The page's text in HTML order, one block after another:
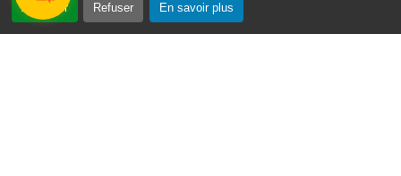
Accepter Refuser En savoir plus